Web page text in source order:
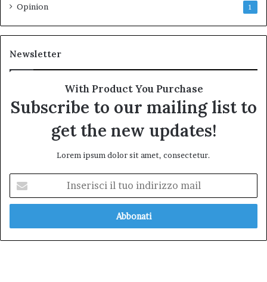
Opinion 1
Newsletter
With Product You Purchase
Subscribe to our mailing list to
get the new updates!
Lorem ipsum dolor sit amet, consectetur.
tuo
mail